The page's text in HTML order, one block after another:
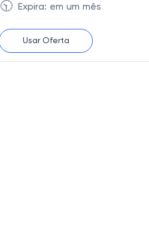
🕥 Expira: em um mês
Usar Oferta